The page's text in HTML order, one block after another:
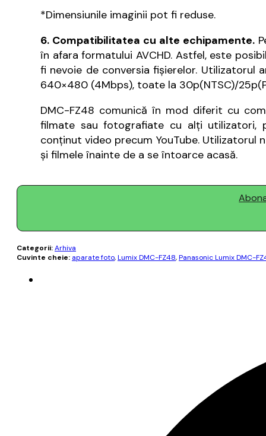
*Dimensiunile imaginii pot fi reduse.
6. Compatibilitatea cu alte echipamente.
în afara formatului AVCHD. Astfel, este
fi nevoie de conversia fișierelor. Utilizatorul
640×480 (4Mbps), toate la 30p(NTSC)/
DMC-FZ48 comunică în mod diferit cu
filmate sau fotografiate cu alți utilizatori,
conținut video precum YouTube. Utilizatorul
și filmele înainte de a se întoarce acasă.
Categorii:Arhiva
Cuvinte cheie: aparate foto,Lumix DMC-FZ48,Panasonic Lumix DMC-